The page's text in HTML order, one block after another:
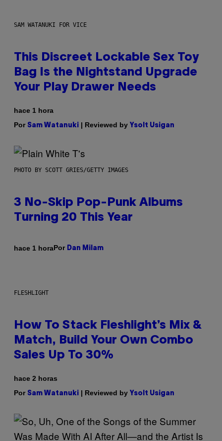
SAM WATANUKI FOR VICE
This Discreet Lockable Sex Toy
Bag Is the Nightstand Upgrade
Your Play Drawer Needs
hace 1 hora
Por Sam Watanuki | Reviewed by Ysolt Usigan
PHOTO BY SCOTT GRIES/GETTY IMAGES
3 No-Skip Pop-Punk Albums
Turning 20 This Year
hace 1 horaPor Dan Milam
FLESHLIGHT
How To Stack Fleshlight’s Mix &
Match, Build Your Own Combo
Sales Up To 30%
hace 2 horas
Por Sam Watanuki | Reviewed by Ysolt Usigan